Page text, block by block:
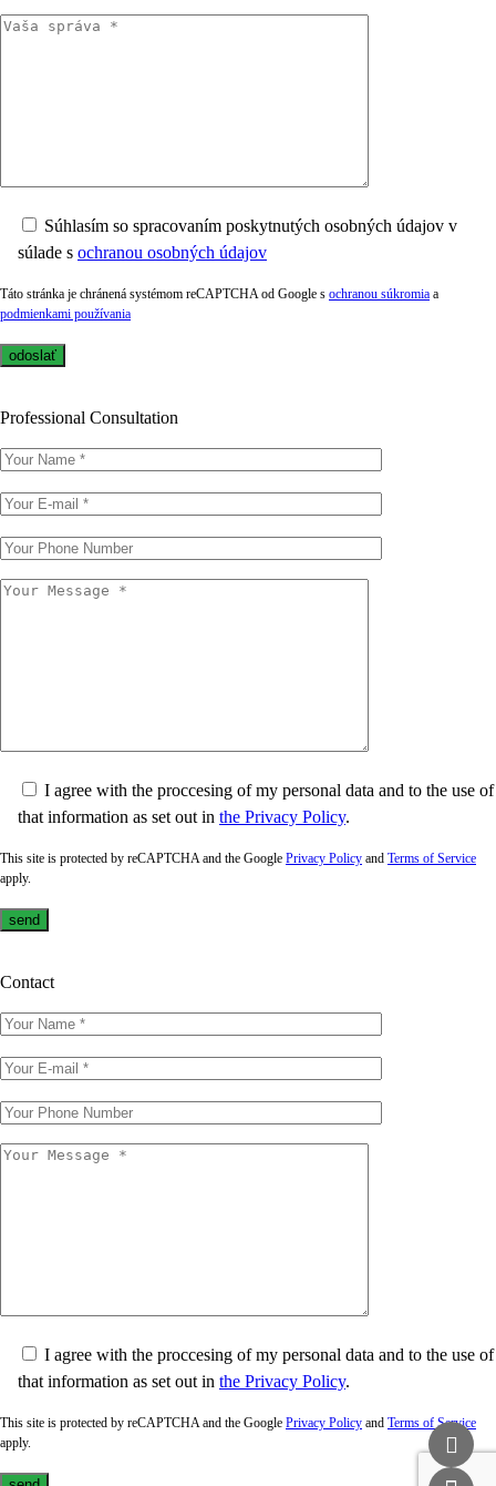
Súhlasím so spracovaním poskytnutých osobných údajov v
súlade s ochranou osobných údajov
Táto stránka je chránená systémom reCAPTCHA od Google s ochranou súkromia a
podmienkami používania
Professional Consultation
I agree with the proccesing of my personal data and to the use of
that information as set out in the Privacy Policy.
This site is protected by reCAPTCHA and the Google Privacy Policy and Terms of Service
apply.
Contact
I agree with the proccesing of my personal data and to the use of
that information as set out in the Privacy Policy.
This site is protected by reCAPTCHA and the Google Privacy Policy and Terms of Service
apply.